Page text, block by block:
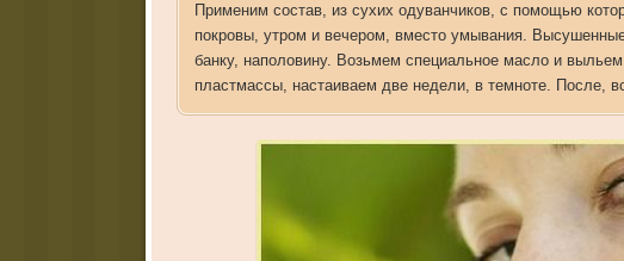
Применим состав, из сухих одуванчиков, с помощью
покровы, утром и вечером, вместо умывания.
банку, наполовину. Возьмем специальное масло и
пластмассы, настаиваем две недели, в темноте. После,